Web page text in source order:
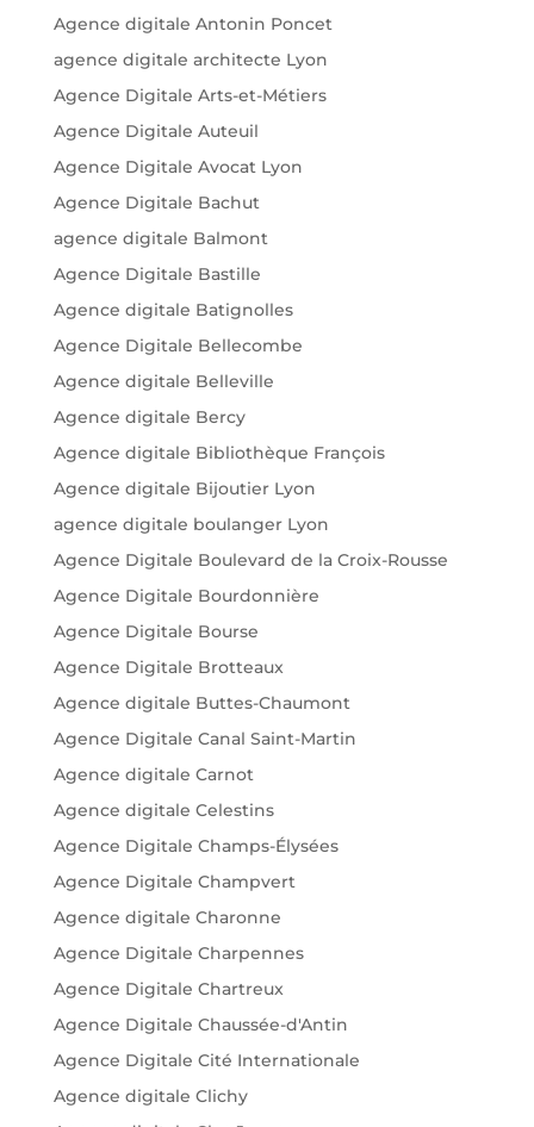
Agence digitale Antonin Poncet
agence digitale architecte Lyon
Agence Digitale Arts-et-Métiers
Agence Digitale Auteuil
Agence Digitale Avocat Lyon
Agence Digitale Bachut
agence digitale Balmont
Agence Digitale Bastille
Agence digitale Batignolles
Agence Digitale Bellecombe
Agence digitale Belleville
Agence digitale Bercy
Agence digitale Bibliothèque François
Agence digitale Bijoutier Lyon
agence digitale boulanger Lyon
Agence Digitale Boulevard de la Croix-Rousse
Agence Digitale Bourdonnière
Agence Digitale Bourse
Agence Digitale Brotteaux
Agence digitale Buttes-Chaumont
Agence Digitale Canal Saint-Martin
Agence digitale Carnot
Agence digitale Celestins
Agence Digitale Champs-Élysées
Agence Digitale Champvert
Agence digitale Charonne
Agence Digitale Charpennes
Agence Digitale Chartreux
Agence Digitale Chaussée-d'Antin
Agence Digitale Cité Internationale
Agence digitale Clichy